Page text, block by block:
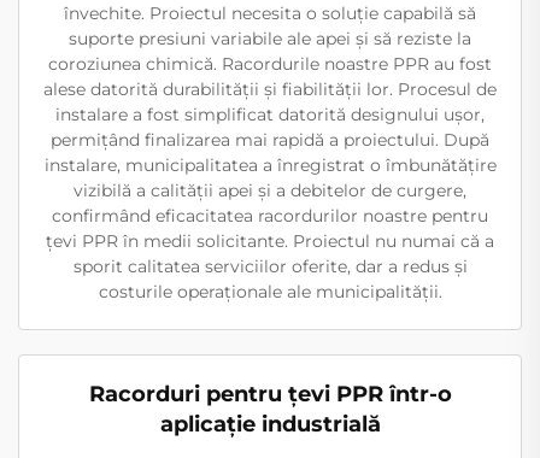
învechite. Proiectul necesita o soluție capabilă să
suporte presiuni variabile ale apei și să reziste la
coroziunea chimică. Racordurile noastre PPR au fost
alese datorită durabilității și fiabilității lor. Procesul de
instalare a fost simplificat datorită designului ușor,
permițând finalizarea mai rapidă a proiectului. După
instalare, municipalitatea a înregistrat o îmbunătățire
vizibilă a calității apei și a debitelor de curgere,
confirmând eficacitatea racordurilor noastre pentru
țevi PPR în medii solicitante. Proiectul nu numai că a
sporit calitatea serviciilor oferite, dar a redus și
costurile operaționale ale municipalității.
Racorduri pentru țevi PPR într-o
aplicație industrială